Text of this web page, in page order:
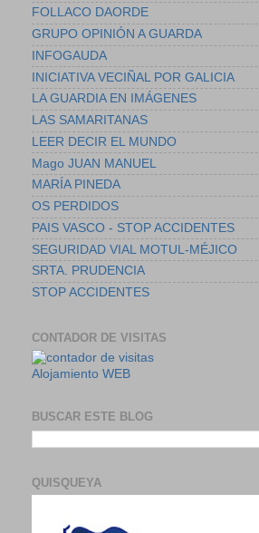
FOLLACO DAORDE
GRUPO OPINIÓN A GUARDA
INFOGAUDA
INICIATIVA VECIÑAL POR GALICIA
LA GUARDIA EN IMÁGENES
LAS SAMARITANAS
LEER DECIR EL MUNDO
Mago JUAN MANUEL
MARÍA PINEDA
OS PERDIDOS
PAIS VASCO - STOP ACCIDENTES
SEGURIDAD VIAL MOTUL-MÉJICO
SRTA. PRUDENCIA
STOP ACCIDENTES
CONTADOR DE VISITAS
Alojamiento WEB
BUSCAR ESTE BLOG
QUISQUEYA